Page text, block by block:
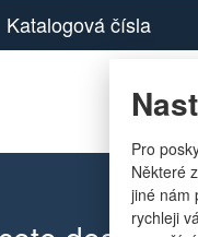
Pro
Některé
jiné nám
rychleji
Katalogová čísla